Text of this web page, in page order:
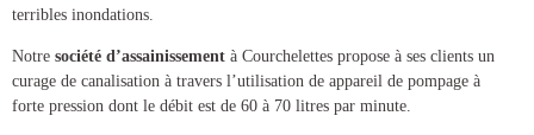
terribles inondations.
Notre société d’assainissement à Courchelettes propose à ses clients un
curage de canalisation à travers l’utilisation de appareil de pompage à
forte pression dont le débit est de 60 à 70 litres par minute.